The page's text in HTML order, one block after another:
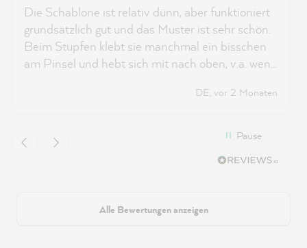
Die Schablone ist relativ dünn, aber funktioniert
grundsätzlich gut und das Muster ist sehr schön.
Beim Stupfen klebt sie manchmal ein bisschen
am Pinsel und hebt sich mit nach oben, v.a. wenn
Reinigen funktioniert dann nicht mehr, da der
Ich denke, man kann sie aber trotz Lack noch
weiterhin gut nutzen.
DE, vor 2 Monaten
Pause
Alle Bewertungen anzeigen